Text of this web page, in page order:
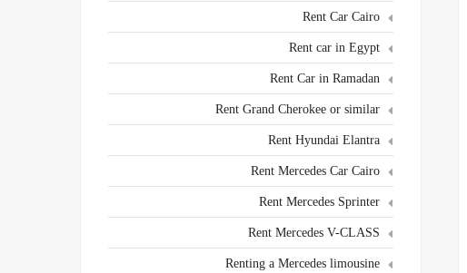
Rent Car Cairo
Rent car in Egypt
Rent Car in Ramadan
Rent Grand Cherokee or similar
Rent Hyundai Elantra
Rent Mercedes Car Cairo
Rent Mercedes Sprinter
Rent Mercedes V-CLASS
Renting a Mercedes limousine